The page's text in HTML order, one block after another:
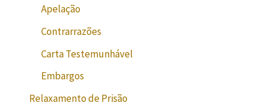
Apelação
Contrarrazões
Carta Testemunhável
Embargos
Relaxamento de Prisão